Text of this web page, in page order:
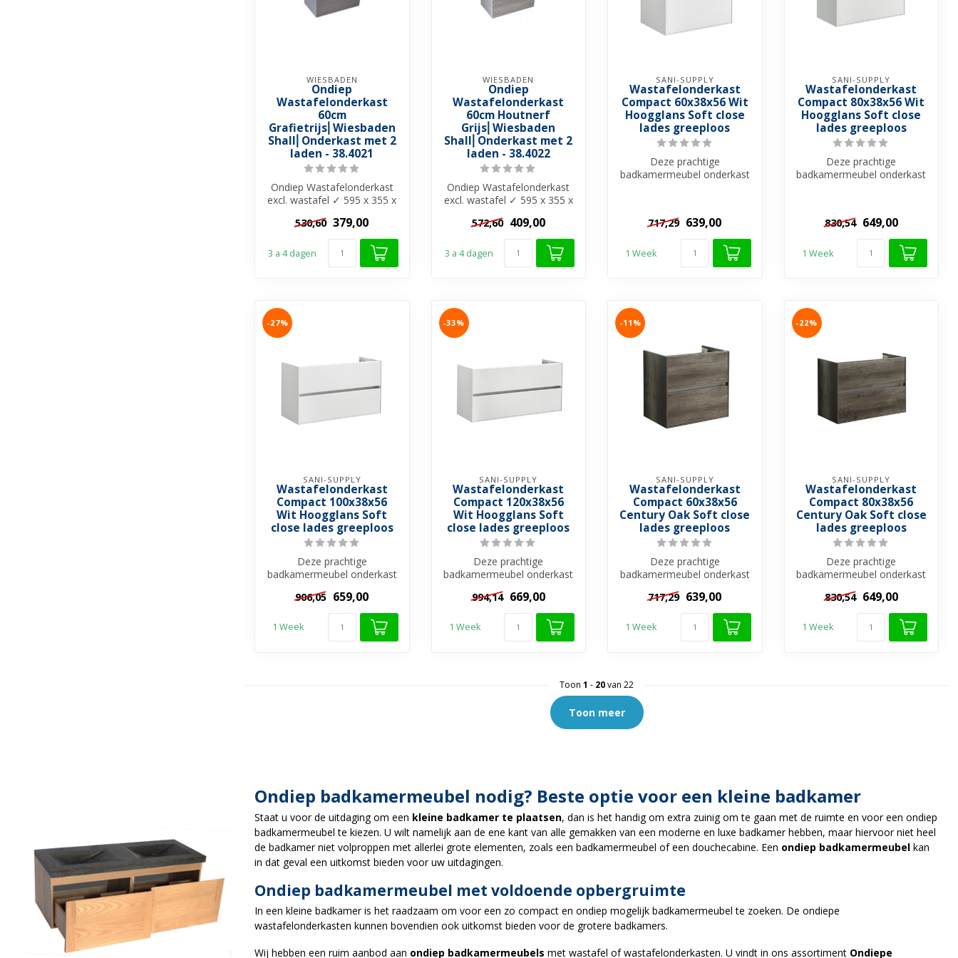
WIESBADEN
Ondiep
Wastafelonderkast
60cm
Grafietrijs⎢Wiesbaden
Shall⎢Onderkast met 2
laden - 38.4021
Ondiep Wastafelonderkast
excl. wastafel ✓ 595 x 355 x
2 r...
530,60 379,00
3 a 4 dagen
WIESBADEN
Ondiep
Wastafelonderkast
60cm Houtnerf
Grijs⎢Wiesbaden
Shall⎢Onderkast met 2
laden - 38.4022
Ondiep Wastafelonderkast
excl. wastafel ✓ 595 x 355 x
2 r...
572,60 409,00
3 a 4 dagen
SANI-SUPPLY
Wastafelonderkast
Compact 60x38x56 Wit
Hoogglans Soft close
lades greeploos
Deze prachtige
badkamermeubel onderkast
717,29 639,00
1 Week
SANI-SUPPLY
Wastafelonderkast
Compact 80x38x56 Wit
Hoogglans Soft close
lades greeploos
Deze prachtige
badkamermeubel onderkast
830,54 649,00
1 Week
-27%
SANI-SUPPLY
Wastafelonderkast
Compact 100x38x56
Wit Hoogglans Soft
close lades greeploos
Deze prachtige
badkamermeubel onderkast
toevoeging aa...
906,05 659,00
1 Week
-33%
SANI-SUPPLY
Wastafelonderkast
Compact 120x38x56
Wit Hoogglans Soft
close lades greeploos
Deze prachtige
badkamermeubel onderkast
toevoeging aa...
994,14 669,00
1 Week
-11%
SANI-SUPPLY
Wastafelonderkast
Compact 60x38x56
Century Oak Soft close
lades greeploos
Deze prachtige
badkamermeubel onderkast
waardevolle toevo...
717,29 639,00
1 Week
-22%
SANI-SUPPLY
Wastafelonderkast
Compact 80x38x56
Century Oak Soft close
lades greeploos
Deze prachtige
badkamermeubel onderkast
waardevolle toevo...
830,54 649,00
1 Week
Toon 1 - 20van 22
Toon meer
Ondiep badkamermeubel nodig? Beste optie voor een kleine badkamer
Staat u voor de uitdaging om een kleine badkamer te plaatsen, dan is het handig om extra zuinig om te gaan met de ruimte en voor een ondiep
badkamermeubel te kiezen. U wilt namelijk aan de ene kant van alle gemakken van een moderne en luxe badkamer hebben, maar hiervoor niet heel
de badkamer niet volproppen met allerlei grote elementen, zoals een badkamermeubel of een douchecabine. Een ondiep badkamermeubel kan
in dat geval een uitkomst bieden voor uw uitdagingen.
Ondiep badkamermeubel met voldoende opbergruimte
In een kleine badkamer is het raadzaam om voor een zo compact en ondiep mogelijk badkamermeubel te zoeken. De ondiepe
wastafelonderkasten kunnen bovendien ook uitkomst bieden voor de grotere badkamers.
Wij hebben een ruim aanbod aan ondiep badkamermeubels met wastafel of wastafelonderkasten. U vindt in ons assortiment Ondiepe